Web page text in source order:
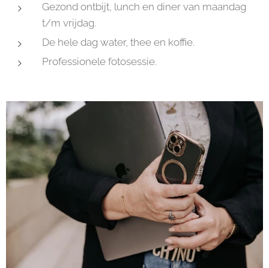
Gezond ontbijt, lunch en diner van maandag
t/m vrijdag.
De hele dag water, thee en koffie.
Professionele fotosessie.